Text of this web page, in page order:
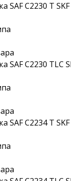
SAF C2230 T SKF
SAF C2230 TLC
SAF C2234 T SKF